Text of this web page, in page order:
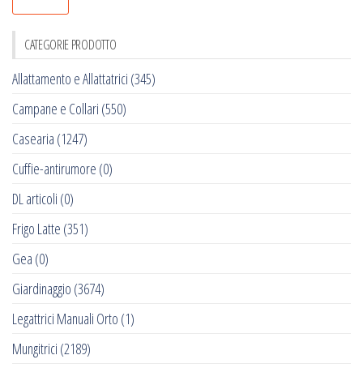
CATEGORIE PRODOTTO
Allattamento e Allattatrici (345)
Campane e Collari (550)
Casearia (1247)
Cuffie-antirumore (0)
DL articoli (0)
Frigo Latte (351)
Gea (0)
Giardinaggio (3674)
Legattrici Manuali Orto (1)
Mungitrici (2189)